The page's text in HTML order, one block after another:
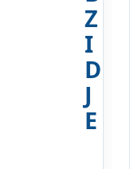
Z
I
D
J
E